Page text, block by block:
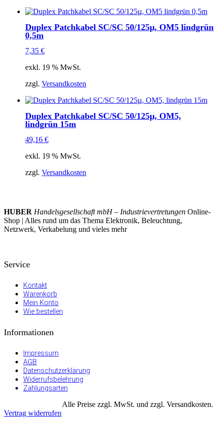
Duplex Patchkabel SC/SC 50/125µ, OM5 lindgrün
0,5m
7,35 €
exkl. 19 % MwSt.
zzgl. Versandkosten
Duplex Patchkabel SC/SC 50/125µ, OM5,
lindgrün 15m
49,16 €
exkl. 19 % MwSt.
zzgl. Versandkosten
HUBER Handelsgesellschaft mbH – Industrievertretungen Online-
Shop | Alles rund um das Thema Elektronik, Beleuchtung,
Netzwerk, Verkabelung und vieles mehr
Service
Kontakt
Warenkorb
Mein Konto
Wie bestellen
Informationen
Impressum
AGB
Datenschutzerklärung
Widerrufsbelehrung
Zahlungsarten
Alle Preise zzgl. MwSt. und zzgl. Versandkosten.
Vertrag widerrufen